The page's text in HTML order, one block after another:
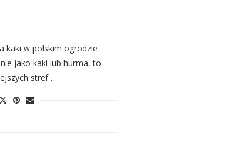
kaki w polskim ogrodzie
jako kaki lub hurma, to
stref …